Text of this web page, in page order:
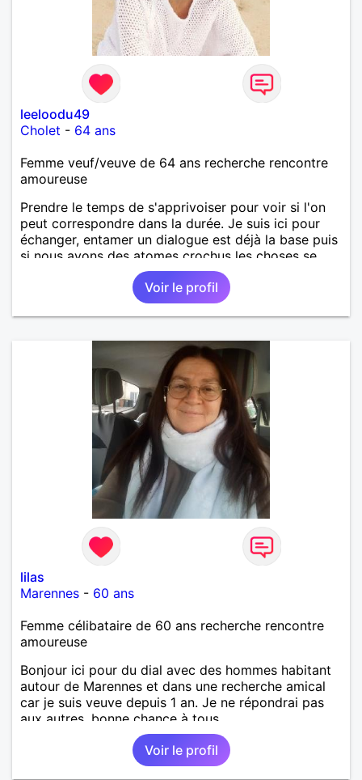
leeloodu49
Cholet - 64 ans
Femme veuf/veuve de 64 ans recherche rencontre
amoureuse
Prendre le temps de s'apprivoiser pour voir si l'on
peut correspondre dans la durée. Je suis ici pour
échanger, entamer un dialogue est déjà la base puis
si nous avons des atomes crochus les choses se
mettrons en place petit à petit normalement.
Voir le profil
lilas
Marennes - 60 ans
Femme célibataire de 60 ans recherche rencontre
amoureuse
Bonjour ici pour du dial avec des hommes habitant
autour de Marennes et dans une recherche amical
car je suis veuve depuis 1 an. Je ne répondrai pas
aux autres, bonne chance à tous.
Voir le profil